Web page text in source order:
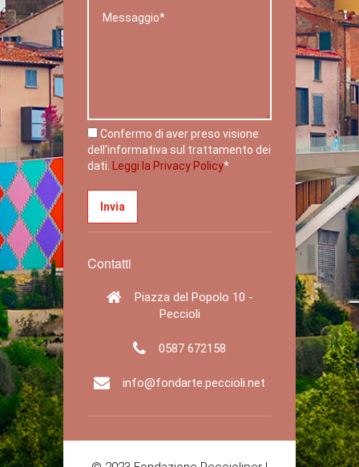
Confermo di aver preso visione
dell'informativa sul trattamento dei
dati.
Leggi la Privacy Policy*
Contatti
Piazza del Popolo 10 -
Peccioli
0587 672158
info@fondarte.peccioli.net